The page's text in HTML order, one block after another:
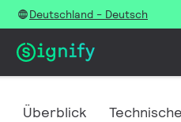
Deutschland - Deutsch
Überblick